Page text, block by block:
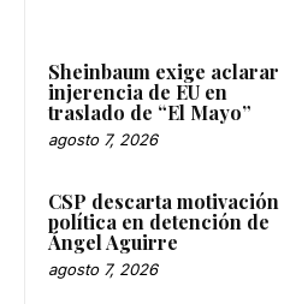
Sheinbaum exige aclarar
injerencia de EU en
traslado de “El Mayo”
agosto 7, 2026
CSP descarta motivación
política en detención de
Ángel Aguirre
agosto 7, 2026